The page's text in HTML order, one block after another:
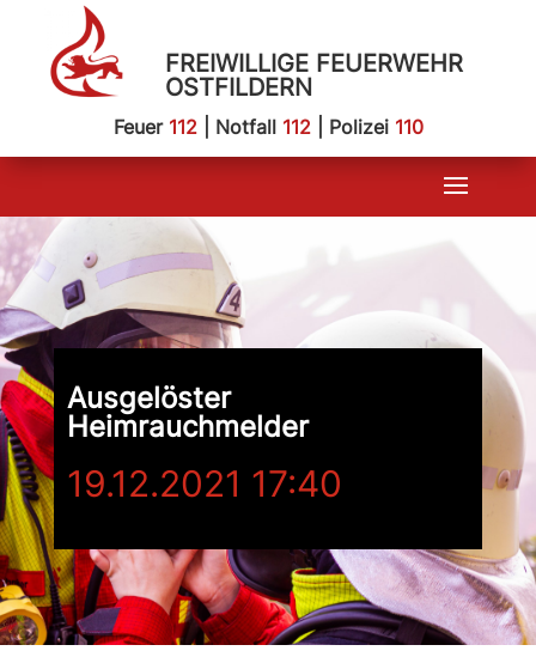
FREIWILLIGE FEUERWEHR
OSTFILDERN
Feuer 112| Notfall 112| Polizei 110
Ausgelöster
Heimrauchmelder
19.12.2021 17:40